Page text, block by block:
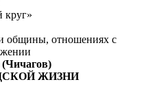
общины, отношениях с
ЖИЗНИ